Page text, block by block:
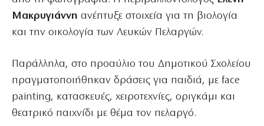
Μακρυγιάννη ανέπτυξε στοιχεία για τη βιολογία
και την οικολογία των Λευκών Πελαργών.
Παράλληλα, στο προαύλιο του Δημοτικού Σχολείου
πραγματοποιήθηκαν δράσεις για παιδιά, με face
painting, κατασκευές, χειροτεχνίες, οριγκάμι και
θεατρικό παιχνίδι με θέμα τον πελαργό.